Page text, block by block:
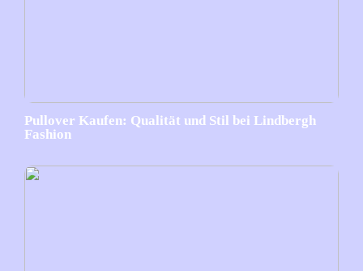
Pullover Kaufen: Qualität und Stil bei Lindbergh
Fashion